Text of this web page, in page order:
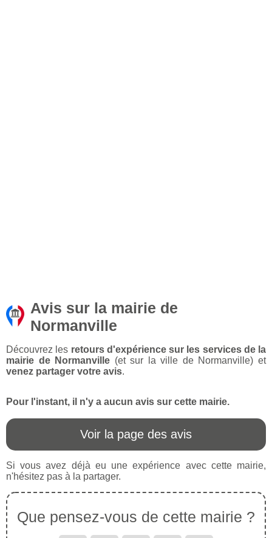
Avis sur la mairie de
Normanville
Découvrez les retours d'expérience sur les services de la
mairie de Normanville (et sur la ville de Normanville) et
venez partager votre avis.
Pour l'instant, il n'y a aucun avis sur cette mairie.
Voir la page des avis
Si vous avez déjà eu une expérience avec cette mairie,
n'hésitez pas à la partager.
Que pensez-vous de cette mairie ?